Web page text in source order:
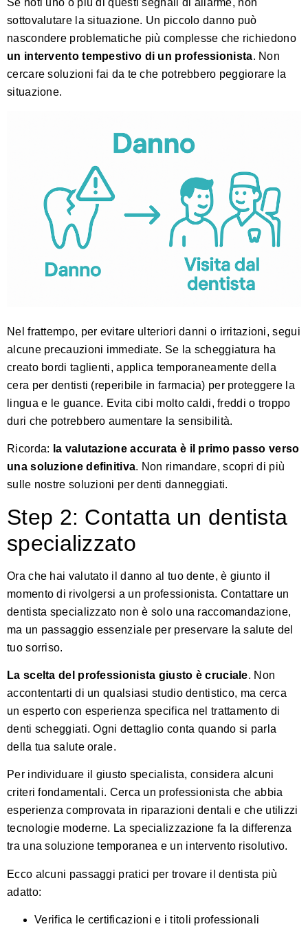
sottovalutare la situazione. Un piccolo danno può
nascondere problematiche più complesse che richiedono
un intervento tempestivo di un professionista. Non
cercare soluzioni fai da te che potrebbero peggiorare la
situazione.
Nel frattempo, per evitare ulteriori danni o irritazioni, segui
alcune precauzioni immediate. Se la scheggiatura ha
creato bordi taglienti, applica temporaneamente della
cera per dentisti (reperibile in farmacia) per proteggere la
lingua e le guance. Evita cibi molto caldi, freddi o troppo
duri che potrebbero aumentare la sensibilità.
Ricorda: la valutazione accurata è il primo passo verso
una soluzione definitiva. Non rimandare,scopri di più
sulle nostre soluzioni per denti danneggiati.
Step 2: Contatta un dentista
specializzato
Ora che hai valutato il danno al tuo dente, è giunto il
momento di rivolgersi a un professionista. Contattare un
dentista specializzato non è solo una raccomandazione,
ma un passaggio essenziale per preservare la salute del
tuo sorriso.
La scelta del professionista giusto è cruciale. Non
accontentarti di un qualsiasi studio dentistico, ma cerca
un esperto con esperienza specifica nel trattamento di
denti scheggiati. Ogni dettaglio conta quando si parla
della tua salute orale.
Per individuare il giusto specialista, considera alcuni
criteri fondamentali. Cerca un professionista che abbia
esperienza comprovata in riparazioni dentali e che utilizzi
tecnologie moderne. La specializzazione fa la differenza
tra una soluzione temporanea e un intervento risolutivo.
Ecco alcuni passaggi pratici per trovare il dentista più
adatto:
Verifica le certificazioni e i titoli professionali